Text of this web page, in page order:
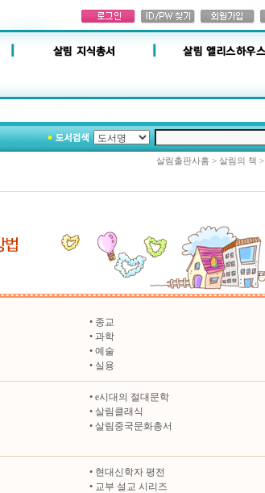
살림출판사홈 > 살림의 책 >
• 종교
• 과학
• 예술
• 실용
• e시대의 절대문학
• 살림클래식
• 살림중국문화총서
• 현대신학자 평전
• 교부 설교 시리즈